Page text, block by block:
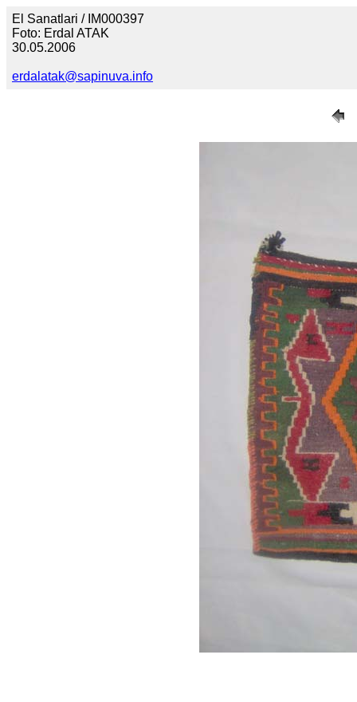
El Sanatlari / IM000397
Foto: Erdal ATAK
30.05.2006
erdalatak@sapinuva.info